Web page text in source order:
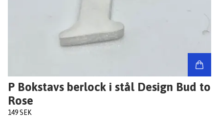
P Bokstavs berlock i stål Design Bud to
Rose
149 SEK